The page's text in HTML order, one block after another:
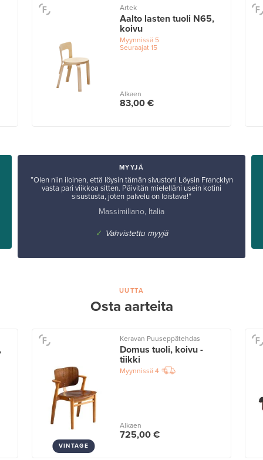
Artek
Aalto lasten tuoli N65,
koivu
Myynnissä5
Seuraajat15
Alkaen
83,00 €
MYYJÄ
”Olen niin iloinen, että löysin tämän sivuston! Löysin Francklyn
vasta pari viikkoa sitten. Päivitän mielelläni usein kotini
sisustusta, joten palvelu on loistava!”
Massimiliano, Italia
✓ Vahvistettu myyjä
UUTTA
Osta aarteita
VINTAGE
Keravan Puuseppätehdas
Domus tuoli, koivu -
tiikki
Myynnissä4
Alkaen
725,00 €